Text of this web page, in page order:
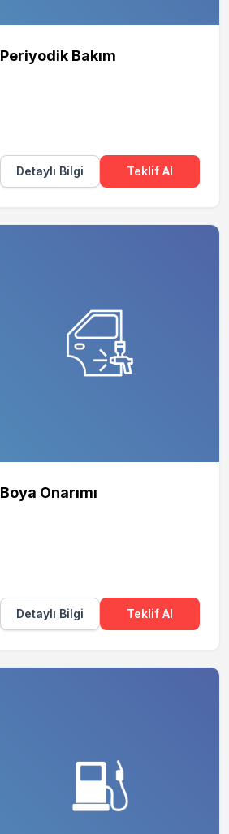
Periyodik Bakım
Detaylı Bilgi Teklif Al
Boya Onarımı
Detaylı Bilgi Teklif Al